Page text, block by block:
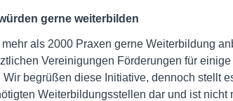
gerne weiterbilden
mehr als 2000 Praxen gerne Weiterbildung
Vereinigungen Förderungen für
begrüßen diese Initiative, dennoch stellt
Weiterbildungsstellen dar und ist nicht